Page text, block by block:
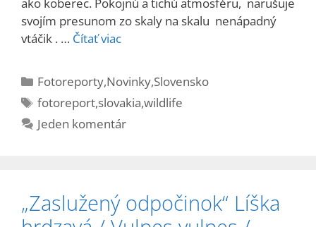
svojím presunom zo skaly na skalu nenápadný
vtáčik . … Čítať viac
Kategórie
Fotoreporty,Novinky,Slovensko
Značky
fotoreport,slovakia,wildlife
Jeden komentár
„Zaslužený odpočinok“ Líška